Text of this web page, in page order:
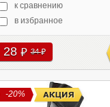
к сравнению
в избранное
28 руб 34руб
-20%